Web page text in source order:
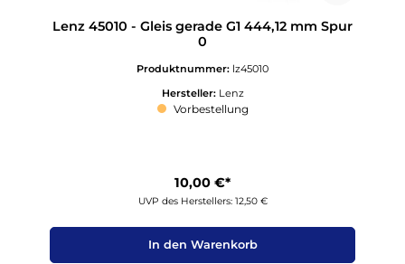
Lenz 45010 - Gleis gerade G1 444,12 mm Spur
0
Produktnummer: lz45010
Hersteller: Lenz
Vorbestellung
10,00 €*
UVP des Herstellers: 12,50 €
In den Warenkorb